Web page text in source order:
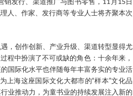
人、作家、发行商等专业人士将齐聚本次
，创作创新、产业升级、渠道转型显得尤
程中扮演了不可或缺的角色：十余年来，
国际化水平也伴随每年丰富务实的专业活
上海这座国际文化大都市的“样本”文化品
业推动力，为童书业的持续发展注入新的